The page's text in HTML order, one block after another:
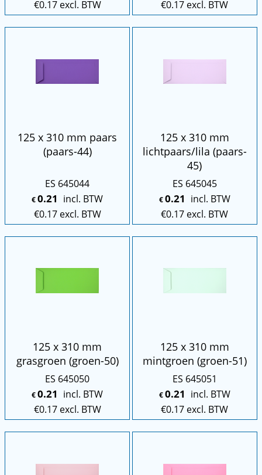
€0.17 excl. BTW €0.17 excl. BTW
125 x 310 mm paars
(paars-44)
ES 645044
€0.21 incl. BTW
€0.17 excl. BTW
125 x 310 mm
lichtpaars/lila (paars-
45)
ES 645045
€0.21 incl. BTW
€0.17 excl. BTW
125 x 310 mm
grasgroen (groen-50)
ES 645050
€0.21 incl. BTW
€0.17 excl. BTW
125 x 310 mm
mintgroen (groen-51)
ES 645051
€0.21 incl. BTW
€0.17 excl. BTW